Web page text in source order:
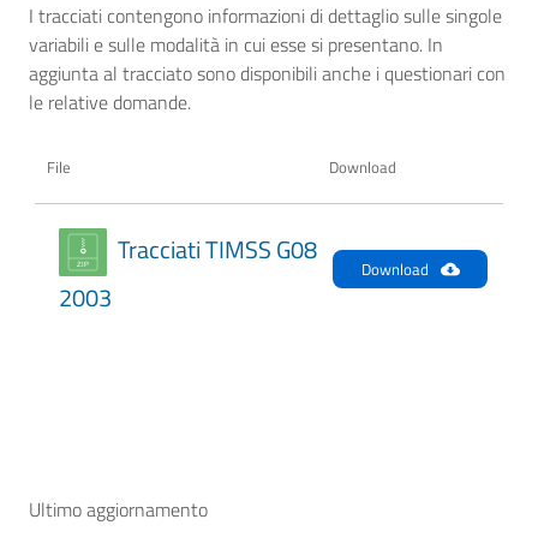
I tracciati contengono informazioni di dettaglio sulle singole
variabili e sulle modalità in cui esse si presentano. In
aggiunta al tracciato sono disponibili anche i questionari con
le relative domande.
File Download
Tracciati TIMSS G08
2003
Download
Ultimo aggiornamento